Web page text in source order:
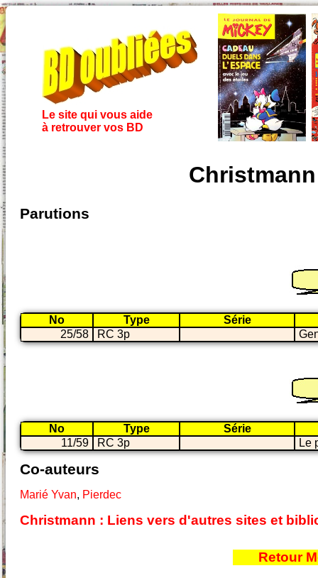
Le site qui vous aide
à retrouver vos BD
Parutions
No Type
Série
25/58
RC 3p
No Type
Série
11/59
RC 3p Le
Co-auteurs
Marié Yvan, Pierdec
Christmann : Liens vers d'autres sites et
Retour